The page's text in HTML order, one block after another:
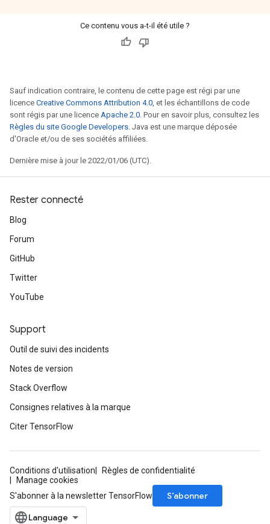
Ce contenu vous a-t-il été utile ?
Sauf indication contraire, le contenu de cette page est régi par une
licence Creative Commons Attribution 4.0, et les échantillons de code
sont régis par une licence Apache 2.0. Pour en savoir plus, consultez les
Règles du site Google Developers. Java est une marque déposée
d'Oracle et/ou de ses sociétés affiliées.
Dernière mise à jour le 2022/01/06 (UTC).
Rester connecté
Blog
Forum
GitHub
Twitter
YouTube
Support
Outil de suivi des incidents
Notes de version
Stack Overflow
Consignes relatives à la marque
Citer TensorFlow
Conditions d'utilisation
Règles de confidentialité
Manage cookies
S'abonner à la newsletter TensorFlow
S’abonner